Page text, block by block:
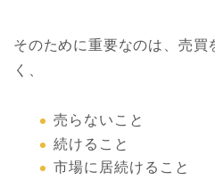
そのために重要なのは、売買
く、
売らないこと
続けること
市場に居続けること